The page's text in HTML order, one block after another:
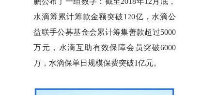
水滴筹累计筹款金额突破120亿，水滴公
益联手公募基金会累计筹集善款超过5000
万元，水滴互助有效保障会员突破6000
万，水滴保单日规模保费突破1亿元。